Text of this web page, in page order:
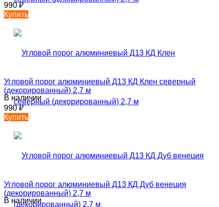
990₽
Купить
Угловой порог алюминиевый Д13 КД Клен северный
(декорированный) 2,7 м
В наличии
990₽
Купить
Угловой порог алюминиевый Д13 КД Дуб венеция
(декорированный) 2,7 м
В наличии